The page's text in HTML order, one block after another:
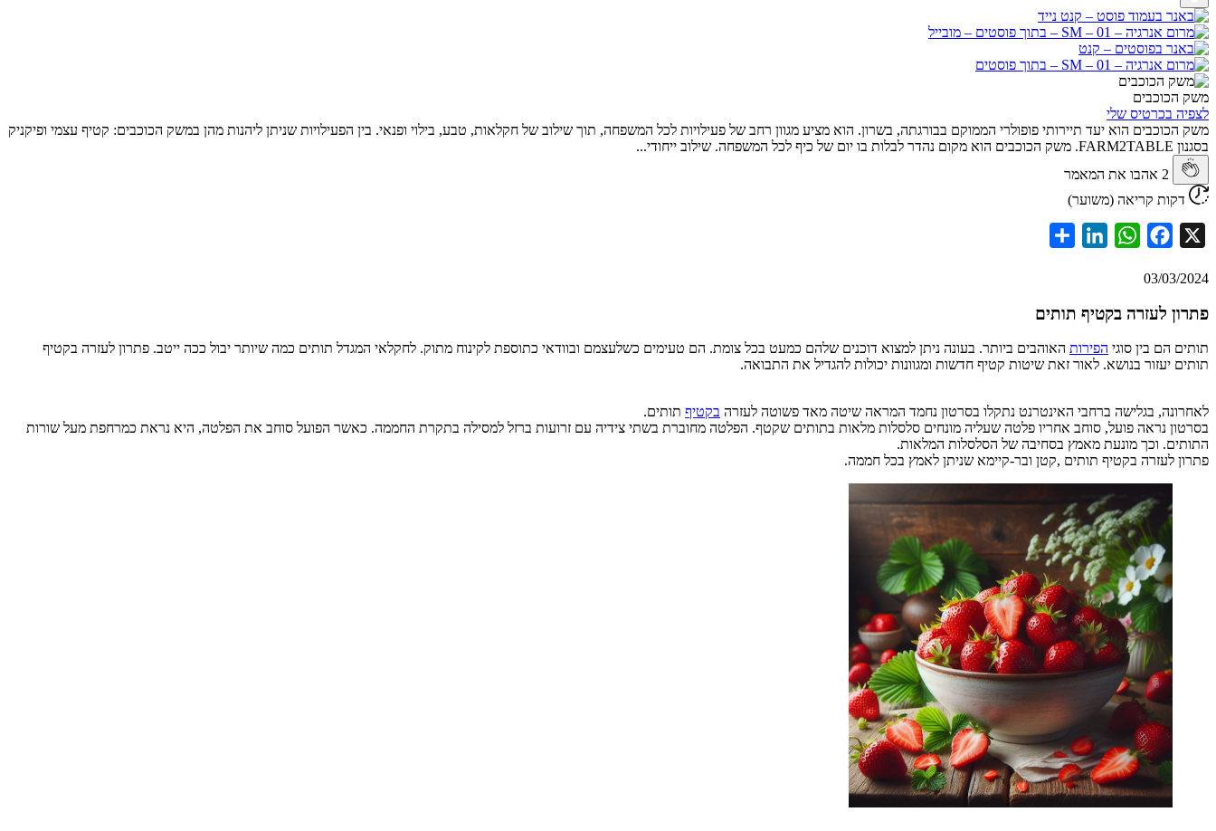
משק הכוכבים
לצפיה בכרטיס שלי
משק הכוכבים הוא יעד תיירותי פופולרי הממוקם בבורגתה, בשרון. הוא מציע מגוון רחב של פעילויות לכל המשפחה, תוך שילוב של חקלאות, טבע, בילוי ופנאי. בין הפעילויות שניתן ליהנות מהן במשק הכוכבים: קטיף עצמי ופיקניק
בסגנון FARM2TABLE. משק הכוכבים הוא מקום נהדר לבלות בו יום של כיף לכל המשפחה. שילוב ייחודי...
2 אהבו את המאמר
דקות קריאה (משוער)
X
Facebook
WhatsApp
LinkedIn
03/03/2024
פתרון לעזרה בקטיף תותים
תותים הם בין סוגי הפירות האוהבים ביותר. בעונה ניתן למצוא דוכנים שלהם כמעט בכל צומת. הם טעימים כשלעצמם ובוודאי כתוספת לקינוח מתוק. לחקלאי המגדל תותים כמה שיותר יבול ככה ייטב. פתרון לעזרה בקטיף
תותים יעזור בנושא. לאור זאת שיטות קטיף חדשות ומגוונות יכולות להגדיל את התבואה.
לאחרונה, בגלישה ברחבי האינטרנט נתקלו בסרטון נחמד המראה שיטה מאד פשוטה לעזרה בקטיף תותים.
בסרטון נראה פועל, סוחב אחריו פלטה שעליה מונחים סלסלות מלאות בתותים שקטף. הפלטה מחוברת בשתי צידיה עם זרועות ברזל למסילה בתקרת החממה. כאשר הפועל סוחב את הפלטה, היא נראת כמרחפת מעל שורות
התותים. וכך מונעת מאמץ בסחיבה של הסלסלות המלאות.
פתרון לעזרה בקטיף תותים ,קטן ובר-קיימא שניתן לאמץ בכל חממה.